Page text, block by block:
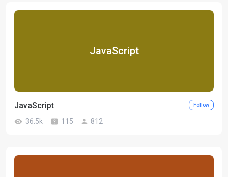
JavaScript
JavaScript Follow
36.5k 115 812